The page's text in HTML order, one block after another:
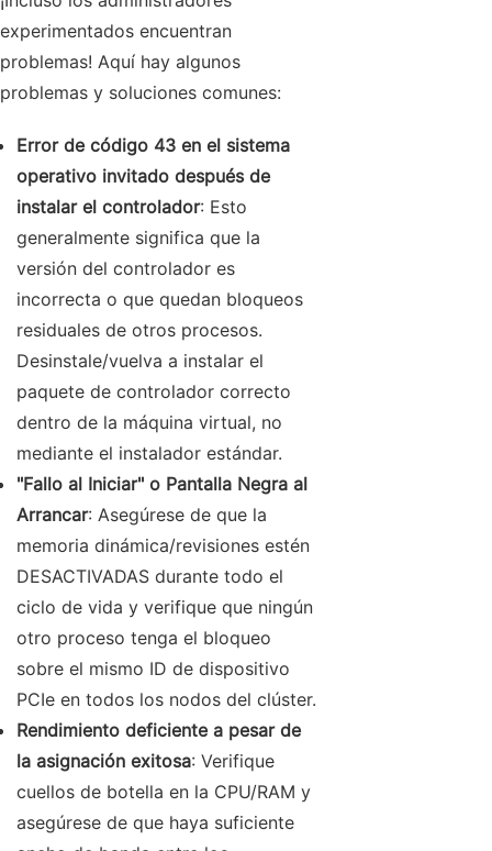
experimentados encuentran
problemas! Aquí hay algunos
problemas y soluciones comunes:
Error de código 43 en el sistema
operativo invitado después de
instalar el controlador: Esto
generalmente significa que la
versión del controlador es
incorrecta o que quedan bloqueos
residuales de otros procesos.
Desinstale/vuelva a instalar el
paquete de controlador correcto
dentro de la máquina virtual, no
mediante el instalador estándar.
"Fallo al Iniciar" o Pantalla Negra al
Arrancar: Asegúrese de que la
memoria dinámica/revisiones estén
DESACTIVADAS durante todo el
ciclo de vida y verifique que ningún
otro proceso tenga el bloqueo
sobre el mismo ID de dispositivo
PCIe en todos los nodos del clúster.
Rendimiento deficiente a pesar de
la asignación exitosa: Verifique
cuellos de botella en la CPU/RAM y
asegúrese de que haya suficiente